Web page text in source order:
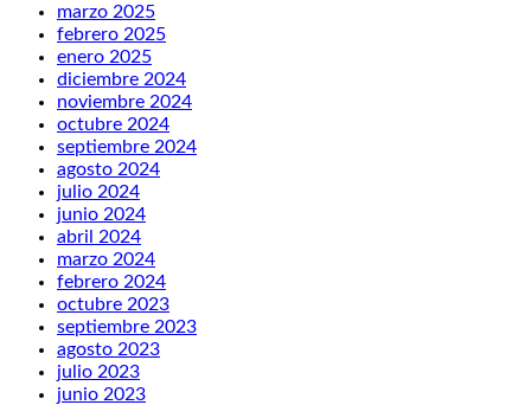
marzo 2025
febrero 2025
enero 2025
diciembre 2024
noviembre 2024
octubre 2024
septiembre 2024
agosto 2024
julio 2024
junio 2024
abril 2024
marzo 2024
febrero 2024
octubre 2023
septiembre 2023
agosto 2023
julio 2023
junio 2023